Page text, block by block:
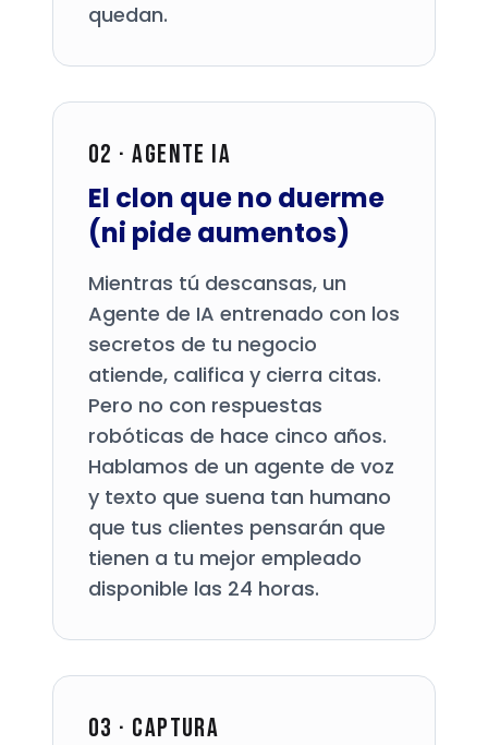
quedan.
02 · Agente IA
El clon que no duerme
(ni pide aumentos)
Mientras tú descansas, un
Agente de IA entrenado con los
secretos de tu negocio
atiende, califica y cierra citas.
Pero no con respuestas
robóticas de hace cinco años.
Hablamos de un agente de voz
y texto que suena tan humano
que tus clientes pensarán que
tienen a tu mejor empleado
disponible las 24 horas.
03 · Captura